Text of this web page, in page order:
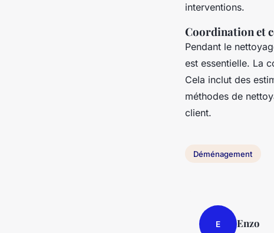
interventions.
Coordination et
Pendant le
est essentielle. La
Cela inclut des
méthodes de
client.
Déménagement
E Enzo